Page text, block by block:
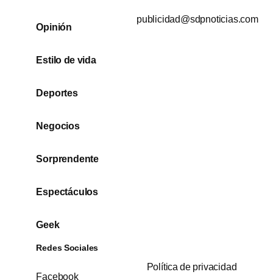
Opinión
Estilo de vida
Deportes
Negocios
Sorprendente
Espectáculos
Geek
publicidad@sdpnoticias.com
Redes Sociales
Facebook
Política de privacidad